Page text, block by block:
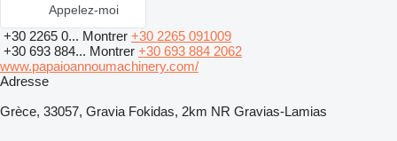
Appelez-moi
+30 2265 0... Montrer +30 2265 091009
+30 693 884... Montrer +30 693 884 2062
www.papaioannoumachinery.com/
Adresse
Grèce, 33057, Gravia Fokidas, 2km NR Gravias-Lamias